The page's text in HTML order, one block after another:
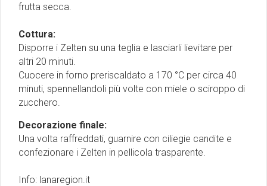
frutta secca.
Cottura:
Disporre i Zelten su una teglia e lasciarli lievitare per
altri 20 minuti.
Cuocere in forno preriscaldato a 170 °C per circa 40
minuti, spennellandoli più volte con miele o sciroppo di
zucchero.
Decorazione finale:
Una volta raffreddati, guarnire con ciliegie candite e
confezionare i Zelten in pellicola trasparente.
Info: lanaregion.it